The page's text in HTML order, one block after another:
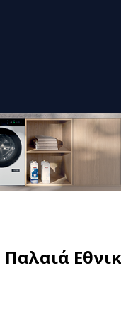
Παλαιά